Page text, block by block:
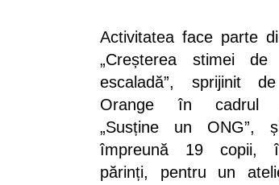
Activitatea face parte
„Creșterea stimei
escaladă”, sprijinit
Orange în cadrul
„Susține un ONG”,
împreună 19 copii,
părinți, pentru un